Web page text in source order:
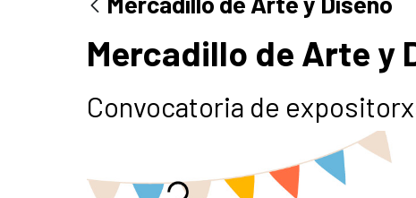
Mercadillo de Arte y
Convocatoria de